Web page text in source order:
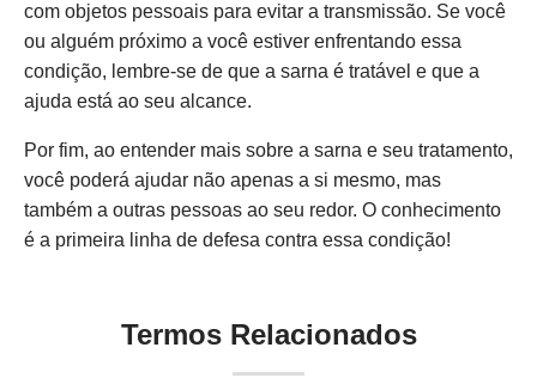
com objetos pessoais para evitar a transmissão. Se você
ou alguém próximo a você estiver enfrentando essa
condição, lembre-se de que a sarna é tratável e que a
ajuda está ao seu alcance.
Por fim, ao entender mais sobre a sarna e seu tratamento,
você poderá ajudar não apenas a si mesmo, mas
também a outras pessoas ao seu redor. O conhecimento
é a primeira linha de defesa contra essa condição!
Termos Relacionados